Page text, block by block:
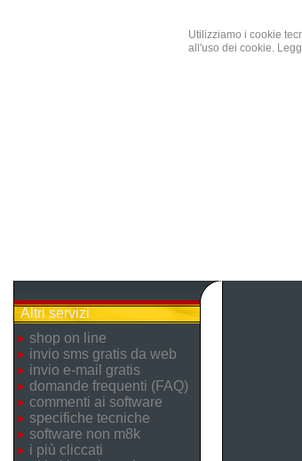
Utilizziamo i cookie
all'uso dei cookie.
Altri servizi
shop on line
invio sms gratis da web
invio e-mail gratis
domande frequenti (FAQ)
commenti ai software
specifiche tecniche
software non m8k
i più cliccati